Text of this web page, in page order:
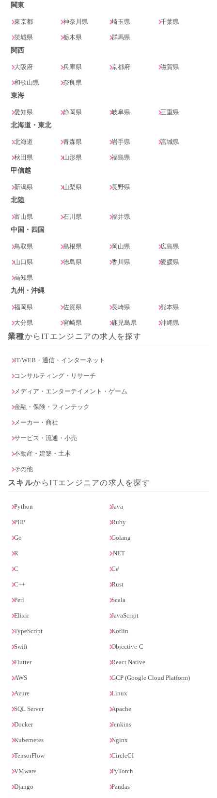
関東
東京都 神奈川県 埼玉県 千葉県
茨城県 栃木県
群馬県
関西
大阪府 兵庫県 京都府 滋賀県
和歌山県
奈良県
東海
愛知県 静岡県 岐阜県
三重県
北海道・東北
北海道 青森県 岩手県 宮城県
秋田県 山形県
福島県
甲信越
新潟県 山梨県
長野県
北陸
富山県 石川県
福井県
中国・四国
鳥取県 島根県 岡山県 広島県
山口県 徳島県 香川県 愛媛県
高知県
九州・沖縄
福岡県 佐賀県 長崎県 熊本県
大分県 宮崎県 鹿児島県 沖縄県
業種からITエンジニアの求人を探す
IT/WEB・通信・インターネット
コンサルティング・リサーチ
メディア・エンターテイメント・ゲーム
金融・保険・フィンテック
メーカー・商社
サービス・流通・小売
不動産・建築・土木
その他
スキルからITエンジニアの求人を探す
Python Java
PHP Ruby
Go Golang
R .NET
C C#
C++ Rust
Perl Scala
Elixir JavaScript
TypeScript Kotlin
Swift Objective-C
Flutter React Native
AWS GCP (Google Cloud Platform)
Azure Linux
SQL Server Apache
Docker Jenkins
Kubernetes Nginx
TensorFlow CircleCI
VMware PyTorch
Django Pandas